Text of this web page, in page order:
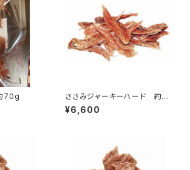
70g
ささみジャーキーハード 約88
0g
¥6,600